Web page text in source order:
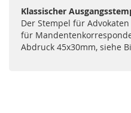
Klassischer
Der Stempel für
für
Abdruck 45x30mm, siehe